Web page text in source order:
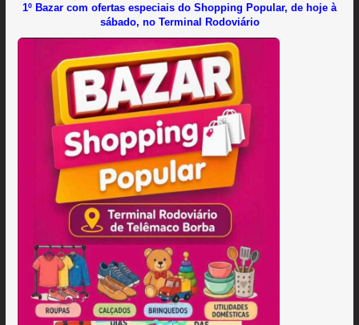
1º Bazar com ofertas especiais do Shopping Popular, de hoje à
sábado, no Terminal Rodoviário